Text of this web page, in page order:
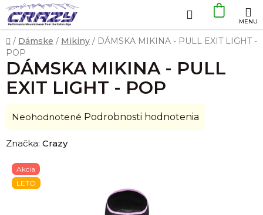
Prejsť
na
obsah
Hľadať
KOŠÍK
Domov
/ Dámske / Mikiny / DÁMSKA MIKINA - PULL EXIT LIGHT -
POP
DÁMSKA MIKINA - PULL
EXIT LIGHT - POP
Priemerné
produktu
0,0
z
Neohodnotené Podrobnosti hodnotenia
Značka: Crazy
Akcia
LETO